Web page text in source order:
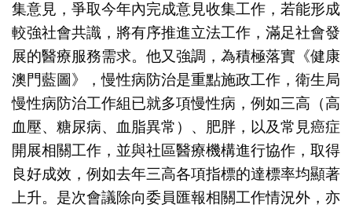
集意見，爭取今年內完成意見收集工作，若能形成
較強社會共識，將有序推進立法工作，滿足社會發
展的醫療服務需求。他又強調，為積極落實《健康
澳門藍圖》，慢性病防治是重點施政工作，衛生局
慢性病防治工作組已就多項慢性病，例如三高（高
血壓、糖尿病、血脂異常）、肥胖，以及常見癌症
開展相關工作，並與社區醫療機構進行協作，取得
良好成效，例如去年三高各項指標的達標率均顯著
上升。是次會議除向委員匯報相關工作情況外，亦